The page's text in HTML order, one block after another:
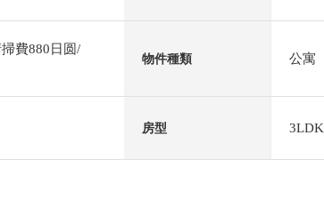
費880日圆/
物件種類 公寓
房型 3LDK